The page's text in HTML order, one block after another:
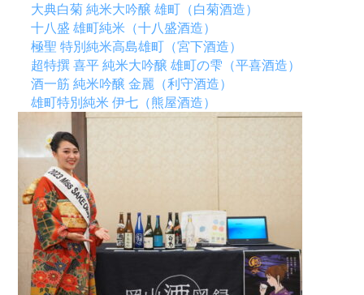
大典白菊 純米大吟醸 雄町 （白菊酒造）
十八盛 雄町純米 （十八盛酒造）
極聖 特別純米高島雄町 （宮下酒造）
超特撰 喜平 純米大吟醸 雄町の雫 （平喜酒造）
酒一筋 純米吟醸 金麗 （利守酒造）
雄町特別純米 伊七 （熊屋酒造）